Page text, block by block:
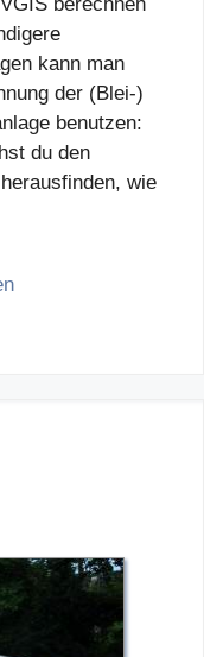
kann man
der (Blei-)
benutzen:
du den
wie